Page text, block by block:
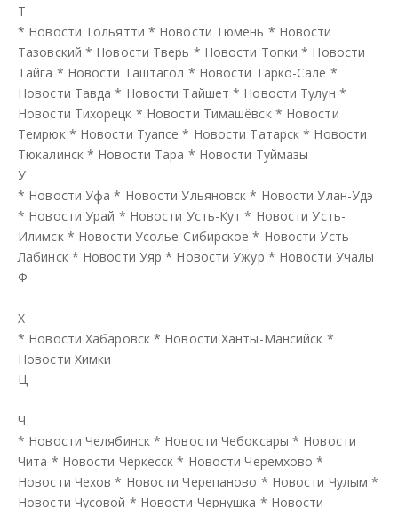
Т
* Новости Тольятти * Новости Тюмень * Новости
Тазовский * Новости Тверь * Новости Топки * Новости
Тайга * Новости Таштагол * Новости Тарко-Сале *
Новости Тавда * Новости Тайшет * Новости Тулун *
Новости Тихорецк * Новости Тимашёвск * Новости
Темрюк * Новости Туапсе * Новости Татарск * Новости
Тюкалинск * Новости Тара * Новости Туймазы
У
* Новости Уфа * Новости Ульяновск * Новости Улан-Удэ
* Новости Урай * Новости Усть-Кут * Новости Усть-
Илимск * Новости Усолье-Сибирское * Новости Усть-
Лабинск * Новости Уяр * Новости Ужур * Новости Учалы
Ф
Х
* Новости Хабаровск * Новости Ханты-Мансийск *
Новости Химки
Ц
Ч
* Новости Челябинск * Новости Чебоксары * Новости
Чита * Новости Черкесск * Новости Черемхово *
Новости Чехов * Новости Черепаново * Новости Чулым *
Новости Чусовой * Новости Чернушка * Новости